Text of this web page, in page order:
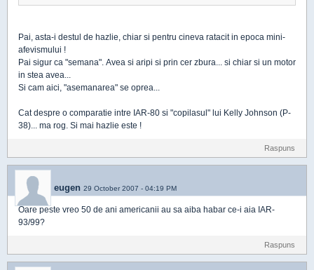
Pai, asta-i destul de hazlie, chiar si pentru cineva ratacit in epoca mini-
afevismului !
Pai sigur ca "semana". Avea si aripi si prin cer zbura... si chiar si un motor
in stea avea...
Si cam aici, "asemanarea" se oprea...
Cat despre o comparatie intre IAR-80 si "copilasul" lui Kelly Johnson (P-
38)... ma rog. Si mai hazlie este !
Raspuns
eugen 29 October 2007 - 04:19 PM
Oare peste vreo 50 de ani americanii au sa aiba habar ce-i aia IAR-
93/99?
Raspuns